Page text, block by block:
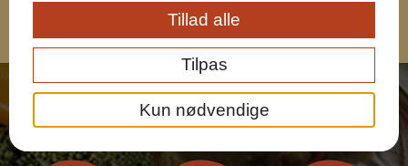
Kun nødvendige
Tilpas
Tillad alle